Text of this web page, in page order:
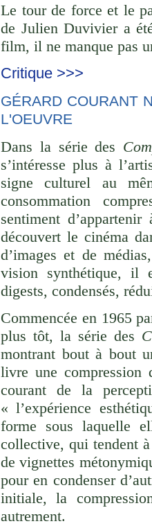
Le tour de force et le
de Julien Duvivier a
film, il ne manque pas
Critique >>>
GÉRARD COURANT
L'OEUVRE
Dans la série des
s’intéresse plus à
signe culturel au
consommation
sentiment
découvert le cinéma
d’images et de
vision synthétique, il
digests, condensés,
Commencée en 1965
plus tôt, la série des
montrant bout à bout
livre une compression
courant de la
« l’expérience
forme sous laquelle
collective, qui tendent
de vignettes
pour en condenser
initiale, la
autrement.